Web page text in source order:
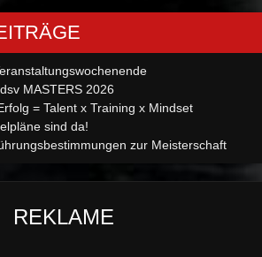
MASTERS 2026
= Talent x Training x Mindset
sind da!
zur Meisterschaft
REKLAME